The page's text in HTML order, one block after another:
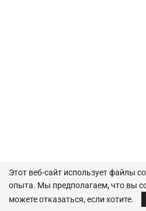
AРХИВ
Этот веб-сайт использует файлы
опыта. Мы предполагаем, что вы
можете отказаться, если хотите.